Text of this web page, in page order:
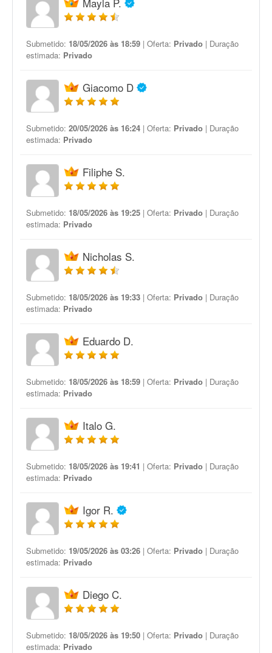
Submetido: 18/05/2026 às 18:59 | Oferta: Privado | Duração
estimada: Privado
Giacomo D
Submetido: 20/05/2026 às 16:24 | Oferta: Privado | Duração
estimada: Privado
Filiphe S.
Submetido: 18/05/2026 às 19:25 | Oferta: Privado | Duração
estimada: Privado
Nicholas S.
Submetido: 18/05/2026 às 19:33 | Oferta: Privado | Duração
estimada: Privado
Eduardo D.
Submetido: 18/05/2026 às 18:59 | Oferta: Privado | Duração
estimada: Privado
Italo G.
Submetido: 18/05/2026 às 19:41 | Oferta: Privado | Duração
estimada: Privado
Igor R.
Submetido: 19/05/2026 às 03:26 | Oferta: Privado | Duração
estimada: Privado
Diego C.
Submetido: 18/05/2026 às 19:50 | Oferta: Privado | Duração
estimada: Privado